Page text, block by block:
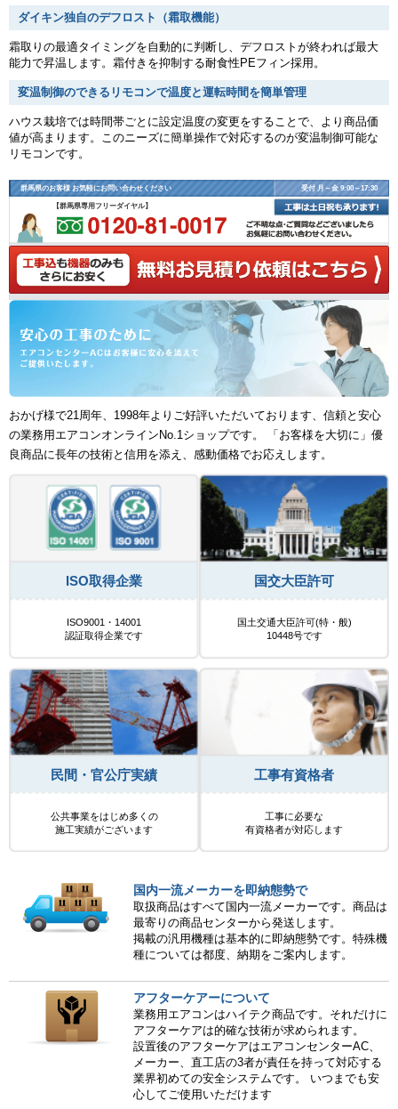
ダイキン独自のデフロスト（霜取機能）
霜取りの最適タイミングを自動的に判断し、デフロストが終われば最大
能力で昇温します。霜付きを抑制する耐食性PEフィン採用。
変温制御のできるリモコンで温度と運転時間を簡単管理
ハウス栽培では時間帯ごとに設定温度の変更をすることで、より商品価
値が高まります。このニーズに簡単操作で対応するのが変温制御可能な
リモコンです。
群馬県のお客様 お気軽にお問い合わせください 受付 月～金 9:00～17:30
【群馬県専用フリーダイヤル】
おかげ様で21周年、1998年よりご好評いただいております、信頼と安心
の業務用エアコンオンラインNo.1ショップです。 「お客様を大切に」優
良商品に長年の技術と信用を添え、感動価格でお応えします。
ISO取得企業
ISO9001・14001
認証取得企業です
国交大臣許可
国土交通大臣許可(特・般)
10448号です
民間・官公庁実績
公共事業をはじめ多くの
施工実績がございます
工事有資格者
工事に必要な
有資格者が対応します
国内一流メーカーを即納態勢で
取扱商品はすべて国内一流メーカーです。商品は
最寄りの商品センターから発送します。
掲載の汎用機種は基本的に即納態勢です。特殊機
種については都度、納期をご案内します。
アフターケアーについて
業務用エアコンはハイテク商品です。それだけに
アフターケアは的確な技術が求められます。
設置後のアフターケアはエアコンセンターAC、
メーカー、直工店の3者が責任を持って対応する
業界初めての安全システムです。 いつまでも安
心してご使用いただけます